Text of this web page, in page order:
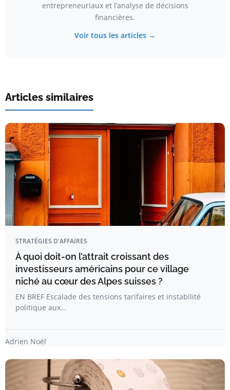
entrepreneuriaux et l’analyse de décisions
financières.
Voir tous les articles →
Articles similaires
STRATÉGIES D'AFFAIRES
À quoi doit-on l’attrait croissant des
investisseurs américains pour ce village
niché au cœur des Alpes suisses ?
EN BREF Escalade des tensions tarifaires et instabilité
politique aux…
Adrien Noël